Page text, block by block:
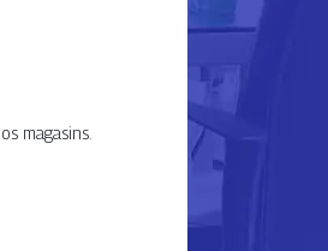
magasins.